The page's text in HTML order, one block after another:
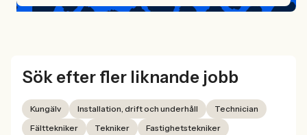
Sök efter fler liknande jobb
Kungälv Installation, drift och underhåll
Technician
Fälttekniker
Tekniker Fastighetstekniker